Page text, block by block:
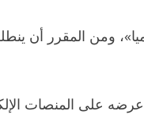
ومن المقرر أن
على المنصات